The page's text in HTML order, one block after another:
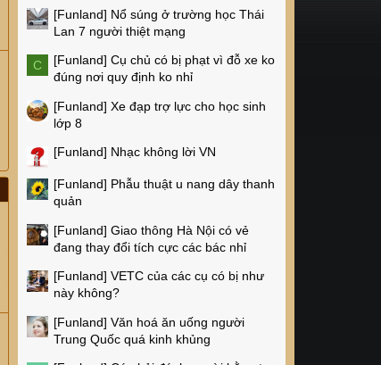
[Funland] Nổ súng ở trường học Thái
Lan 7 người thiệt mạng
C [Funland] Cụ chủ có bị phạt vì đỗ xe ko
đúng nơi quy định ko nhỉ
[Funland] Xe đạp trợ lực cho học sinh
lớp 8
[Funland] Nhạc không lời VN
[Funland] Phẫu thuật u nang dây thanh
quản
[Funland] Giao thông Hà Nội có vẻ
đang thay đổi tích cực các bác nhỉ
[Funland] VETC của các cụ có bị như
này không?
[Funland] Văn hoá ăn uống người
Trung Quốc quá kinh khủng